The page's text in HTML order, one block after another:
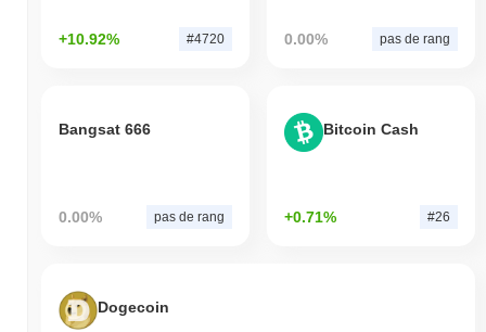
+10.92% #4720 0.00% pas de rang
Bangsat 666
0.00% pas de rang
Bitcoin Cash
+0.71% #26
Dogecoin